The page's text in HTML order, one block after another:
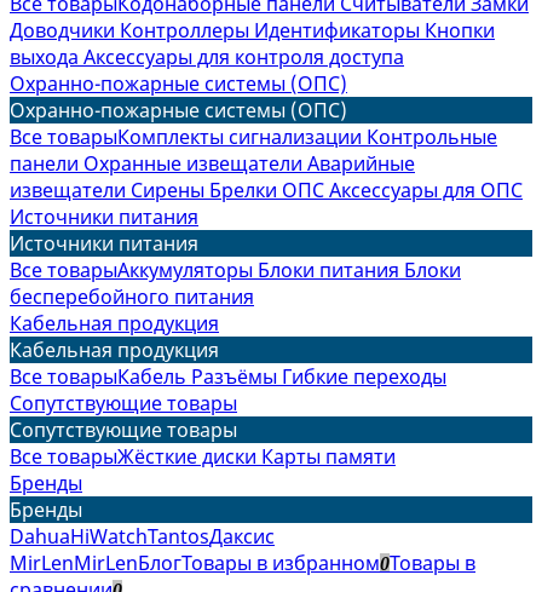
Доводчики Контроллеры Идентификаторы Кнопки
выхода Аксессуары для контроля доступа
Охранно-пожарные системы (ОПС)
Охранно-пожарные системы (ОПС)
Все товарыКомплекты сигнализации Контрольные
панели Охранные извещатели Аварийные
извещатели Сирены Брелки ОПСАксессуары для ОПС
Источники питания
Источники питания
Все товарыАккумуляторы Блоки питания Блоки
бесперебойного питания
Кабельная продукция
Кабельная продукция
Все товарыКабель Разъёмы Гибкие переходы
Сопутствующие товары
Сопутствующие товары
Все товарыЖёсткие диски Карты памяти
Бренды
Бренды
DahuaHiWatchTantosДаксис
MirLenMirLenБлогТовары в избранном0Товары в